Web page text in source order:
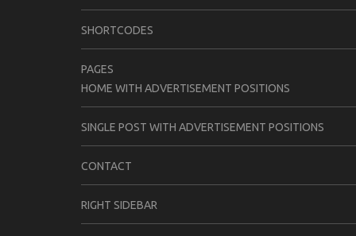
SHORTCODES
PAGES
HOME WITH ADVERTISEMENT POSITIONS
SINGLE POST WITH ADVERTISEMENT POSITIONS
CONTACT
RIGHT SIDEBAR